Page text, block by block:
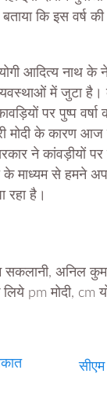
कि इस वर्ष की
आदित्य नाथ के
में जुटा
पर पुष्प
के कारण आज
ने कांवड़ीयों
के माध्यम से हमने
रहा है।
सकलानी, अनिल
pm मोदी, cm